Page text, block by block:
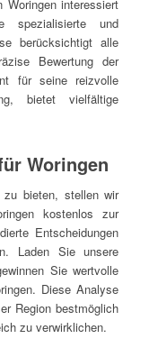
interessiert
spezialisierte und
berücksichtigt alle
Bewertung der
für seine reizvolle
bietet vielfältige
Woringen
zu bieten, stellen wir
kostenlos zur
Entscheidungen
Laden Sie unsere
Sie wertvolle
Diese Analyse
Region bestmöglich
zu verwirklichen.